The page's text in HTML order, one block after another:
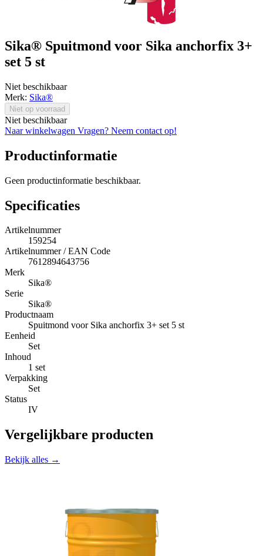
Sika® Spuitmond voor Sika anchorfix 3+
set 5 st
Niet beschikbaar
Merk: Sika®
Niet op voorraad
Niet beschikbaar
Naar winkelwagen Vragen? Neem contact op!
Productinformatie
Geen productinformatie beschikbaar.
Specificaties
Artikelnummer
159254
Artikelnummer / EAN Code
7612894643756
Merk
Sika®
Serie
Sika®
Productnaam
Spuitmond voor Sika anchorfix 3+ set 5 st
Eenheid
Set
Inhoud
1 set
Verpakking
Set
Status
IV
Vergelijkbare producten
Bekijk alles →